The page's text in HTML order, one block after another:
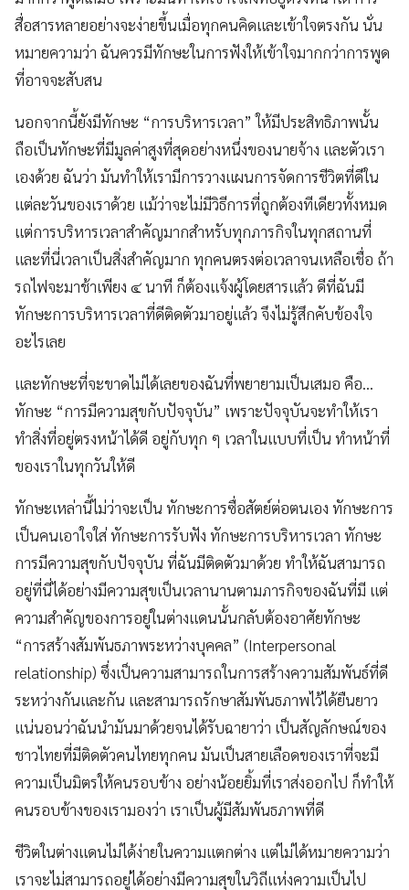
สื่อสารหลายอย่างจะง่ายขึ้นเมื่อทุกคนคิดและเข้าใจตรงกัน นั่น
หมายความว่า ฉันควรมีทักษะในการฟังให้เข้าใจมากกว่าการพูด
ที่อาจจะสับสน
นอกจากนี้ยังมีทักษะ “การบริหารเวลา” ให้มีประสิทธิภาพนั้น
ถือเป็นทักษะที่มีมูลค่าสูงที่สุดอย่างหนึ่งของนายจ้าง และตัวเรา
เองด้วย ฉันว่า มันทำให้เรามีการวางแผนการจัดการชีวิตที่ดีใน
แต่ละวันของเราด้วย แม้ว่าจะไม่มีวิธีการที่ถูกต้องทีเดียวทั้งหมด
แต่การบริหารเวลาสำคัญมากสำหรับทุกภารกิจในทุกสถานที่
และที่นี่เวลาเป็นสิ่งสำคัญมาก ทุกคนตรงต่อเวลาจนเหลือเชื่อ ถ้า
รถไฟจะมาช้าเพียง ๔ นาที ก็ต้องแจ้งผู้โดยสารแล้ว ดีที่ฉันมี
ทักษะการบริหารเวลาที่ดีติดตัวมาอยู่แล้ว จึงไม่รู้สึกคับข้องใจ
อะไรเลย
และทักษะที่จะขาดไม่ได้เลยของฉันที่พยายามเป็นเสมอ คือ…
ทักษะ “การมีความสุขกับปัจจุบัน” เพราะปัจจุบันจะทำให้เรา
ทำสิ่งที่อยู่ตรงหน้าได้ดี อยู่กับทุก ๆ เวลาในแบบที่เป็น ทำหน้าที่
ของเราในทุกวันให้ดี
ทักษะเหล่านี้ไม่ว่าจะเป็น ทักษะการซื่อสัตย์ต่อตนเอง ทักษะการ
เป็นคนเอาใจใส่ ทักษะการรับฟัง ทักษะการบริหารเวลา ทักษะ
การมีความสุขกับปัจจุบัน ที่ฉันมีติดตัวมาด้วย ทำให้ฉันสามารถ
อยู่ที่นี่ได้อย่างมีความสุขเป็นเวลานานตามภารกิจของฉันที่มี แต่
ความสำคัญของการอยู่ในต่างแดนนั้นกลับต้องอาศัยทักษะ
“การสร้างสัมพันธภาพระหว่างบุคคล” (Interpersonal
relationship) ซึ่งเป็นความสามารถในการสร้างความสัมพันธ์ที่ดี
ระหว่างกันและกัน และสามารถรักษาสัมพันธภาพไว้ได้ยืนยาว
แน่นอนว่าฉันนำมันมาด้วยจนได้รับฉายาว่า เป็นสัญลักษณ์ของ
ชาวไทยที่มีติดตัวคนไทยทุกคน มันเป็นสายเลือดของเราที่จะมี
ความเป็นมิตรให้คนรอบข้าง อย่างน้อยยิ้มที่เราส่งออกไป ก็ทำให้
คนรอบข้างของเรามองว่า เราเป็นผู้มีสัมพันธภาพที่ดี
ชีวิตในต่างแดนไม่ได้ง่ายในความแตกต่าง แต่ไม่ได้หมายความว่า
เราจะไม่สามารถอยู่ได้อย่างมีความสุขในวิถีแห่งความเป็นไป